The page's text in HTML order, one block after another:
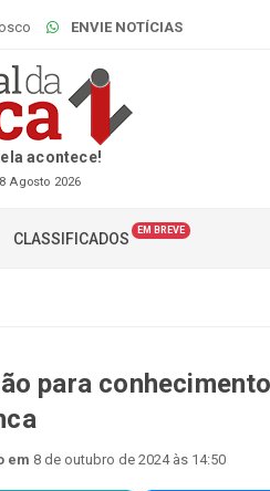
ENVIE NOTÍCIAS
acontece!
Agosto 2026
CLASSIFICADOS EM BREVE
para
em 8 de outubro de 2024 às 14:50